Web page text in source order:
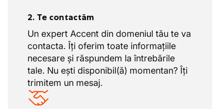
2. Te contactăm
Un expert Accent din domeniul tău te va
contacta. Îți oferim toate informațiile
necesare și răspundem la întrebările
tale. Nu ești disponibil(ă) momentan? Îți
trimitem un mesaj.